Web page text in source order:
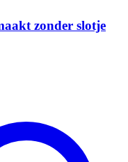
zonder slotje